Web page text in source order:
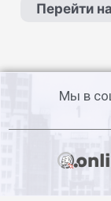
Перейти
Мы в